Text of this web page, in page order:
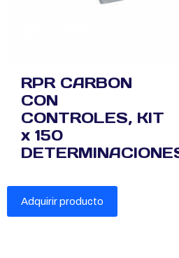
RPR CARBON
CON
CONTROLES, KIT
x 150
Adquirir producto